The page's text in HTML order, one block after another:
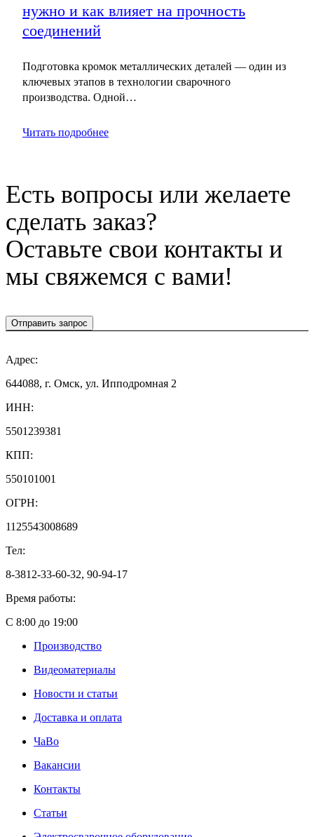
нужно и как влияет на прочность
соединений
Подготовка кромок металлических деталей — один из
ключевых этапов в технологии сварочного
производства. Одной…
Читать подробнее
Есть вопросы или желаете
сделать заказ?
Оставьте свои контакты и
мы свяжемся с вами!
Отправить запрос
Адрес:
644088, г. Омск, ул. Ипподромная 2
ИНН:
5501239381
КПП:
550101001
ОГРН:
1125543008689
Тел:
8-3812-33-60-32, 90-94-17
Время работы:
С 8:00 до 19:00
Производство
Видеоматериалы
Новости и статьи
Доставка и оплата
ЧаВо
Вакансии
Контакты
Статьи